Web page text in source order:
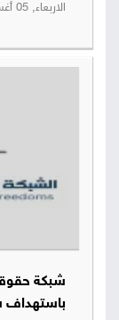
الاربعاء, 05 أغسطس, 2026
شبكة
باستهداف